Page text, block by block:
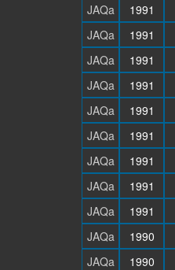
JAQa
1991
JAQa
1991
JAQa
1991
JAQa
1991
JAQa
1991
JAQa
1991
JAQa
1991
JAQa
1991
JAQa
1991
JAQa
1990
JAQa
1990